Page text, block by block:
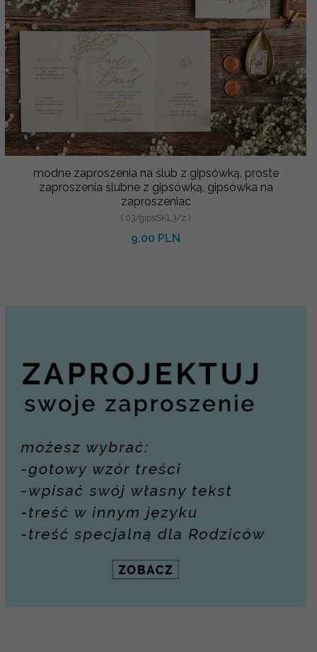
modne zaproszenia na ślub z gipsówką, proste
zaproszenia ślubne z gipsówką, gipsówka na
zaproszeniac
( 03/gipsSKL3/z )
9.00 PLN